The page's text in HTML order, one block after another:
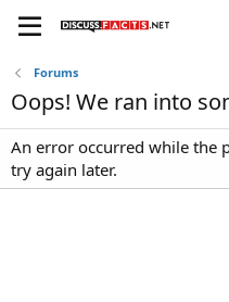
Forums
Oops! We ran into
An error occurred while the
try again later.